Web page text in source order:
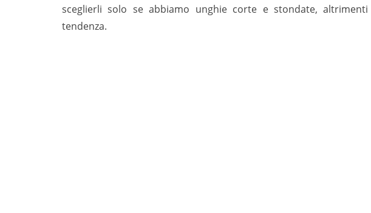
sceglierli solo se abbiamo unghie corte e stondate,
tendenza.